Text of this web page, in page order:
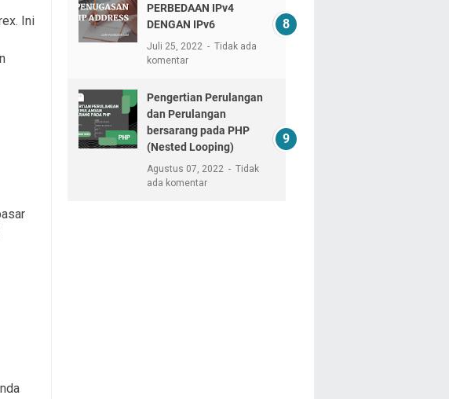
Ini
PERBEDAAN IPv4
DENGAN IPv6
Juli 25, 2022
Tidak ada
komentar
Pengertian Perulangan
dan Perulangan
bersarang pada PHP
(Nested Looping)
Agustus 07, 2022
Tidak
ada komentar